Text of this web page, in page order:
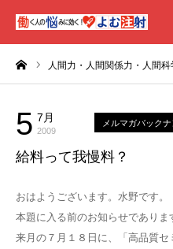
人間力・人間関係力・人間
5 7月
2009
メルマガバック
給料って我慢料？
おはようございます。水野です。
本題に入る前のお知らせでありま
来月の７月１８日に、「高品質セ